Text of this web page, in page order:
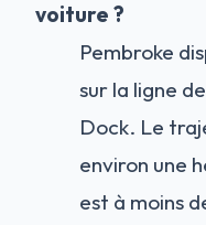
voiture ?
Pembroke
sur la ligne
Dock. Le
environ une
est à moins